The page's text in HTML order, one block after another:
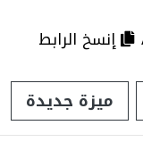
إنسخ الرابط
ميزة جديدة